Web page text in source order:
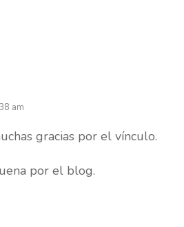
am
gracias por el vínculo.
por el blog.